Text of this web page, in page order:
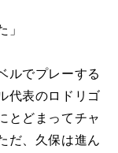
ルでプレーする
代表のロドリゴ
とどまってチャ
だ、久保は進ん